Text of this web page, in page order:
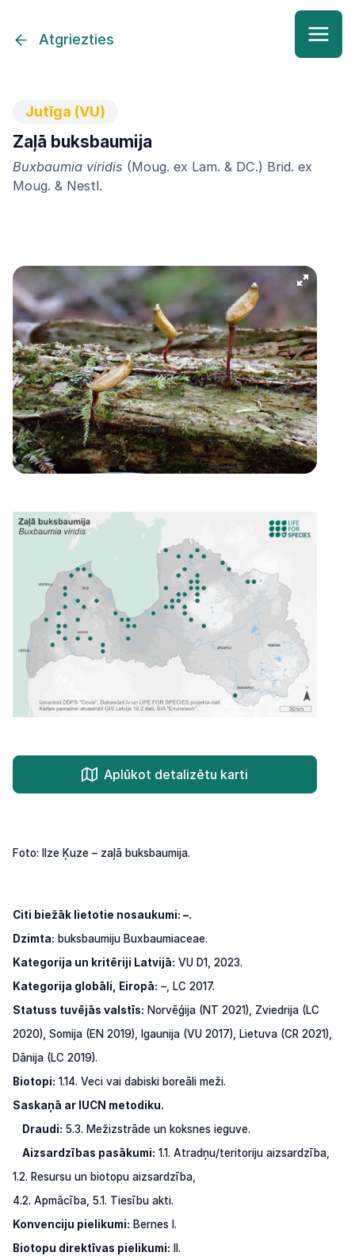
Atgriezties
Jutīga (VU)
Zaļā buksbaumija
Buxbaumia viridis (Moug. ex Lam. & DC.) Brid. ex
Moug. & Nestl.
Aplūkot detalizētu karti
Foto: Ilze Ķuze – zaļā buksbaumija.
Citi biežāk lietotie nosaukumi: –.
Dzimta: buksbaumiju Buxbaumiaceae.
Kategorija un kritēriji Latvijā: VU D1, 2023.
Kategorija globāli, Eiropā: –, LC 2017.
Statuss tuvējās valstīs: Norvēģija (NT 2021), Zviedrija (LC
2020), Somija (EN 2019), Igaunija (VU 2017), Lietuva (CR 2021),
Dānija (LC 2019).
Biotopi: 1.14. Veci vai dabiski boreāli meži.
Saskaņā ar IUCN metodiku.
Draudi: 5.3. Mežizstrāde un koksnes ieguve.
Aizsardzības pasākumi: 1.1. Atradņu/teritoriju aizsardzība,
1.2. Resursu un biotopu aizsardzība,
4.2. Apmācība, 5.1. Tiesību akti.
Konvenciju pielikumi: Bernes I.
Biotopu direktīvas pielikumi: II.